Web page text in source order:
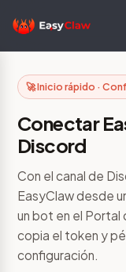
🚀 Inicio rápido ·
Conectar
Discord
Con el canal de
EasyClaw desde
un bot en el Portal
copia el token y
configuración.